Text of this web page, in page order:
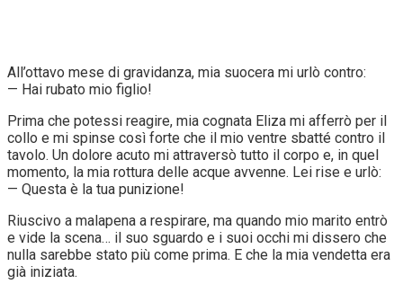
All’ottavo mese di gravidanza, mia suocera mi urlò contro:
— Hai rubato mio figlio!
Prima che potessi reagire, mia cognata Eliza mi afferrò per il
collo e mi spinse così forte che il mio ventre sbatté contro il
tavolo. Un dolore acuto mi attraversò tutto il corpo e, in quel
momento, la mia rottura delle acque avvenne. Lei rise e urlò:
— Questa è la tua punizione!
Riuscivo a malapena a respirare, ma quando mio marito entrò
e vide la scena… il suo sguardo e i suoi occhi mi dissero che
nulla sarebbe stato più come prima. E che la mia vendetta era
già iniziata.